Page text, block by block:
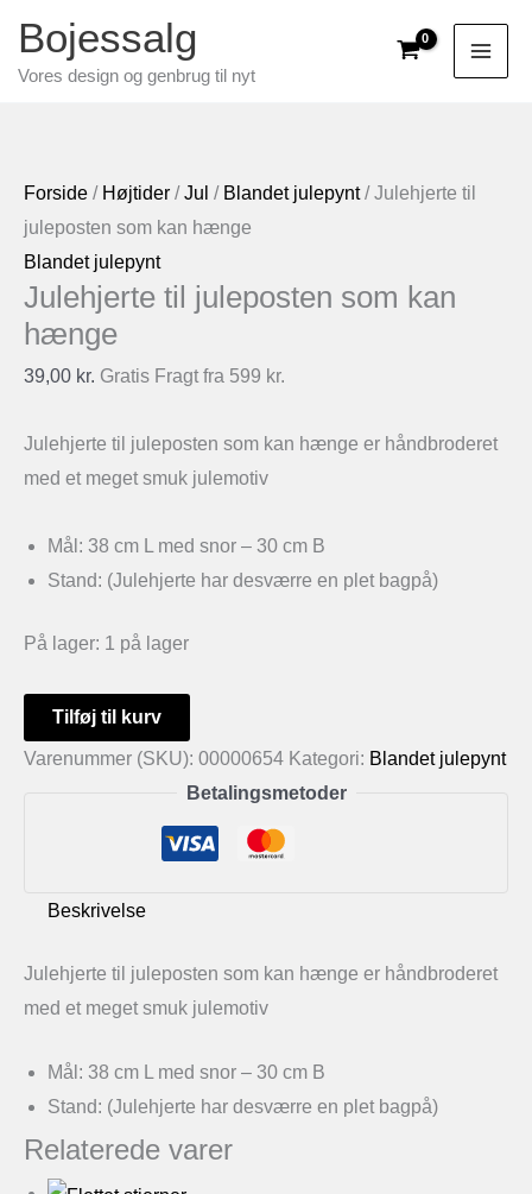
indholdet
Bojessalg
Vores design og genbrug til nyt
Forside / Højtider /Jul / Blandet julepynt/ Julehjerte til
juleposten som kan hænge
Blandet julepynt
Julehjerte til juleposten som kan
hænge
39,00 kr. Gratis Fragt fra 599 kr.
Julehjerte til juleposten som kan hænge er håndbroderet
med et meget smuk julemotiv
Mål: 38 cm L med snor – 30 cm B
Stand: (Julehjerte har desværre en plet bagpå)
På lager: 1 på lager
Julehjerte
til
antal
Tilføj til kurv
Varenummer (SKU): 00000654 Kategori: Blandet julepynt
Betalingsmetoder
Beskrivelse
Julehjerte til juleposten som kan hænge er håndbroderet
med et meget smuk julemotiv
Mål: 38 cm L med snor – 30 cm B
Stand: (Julehjerte har desværre en plet bagpå)
Relaterede varer